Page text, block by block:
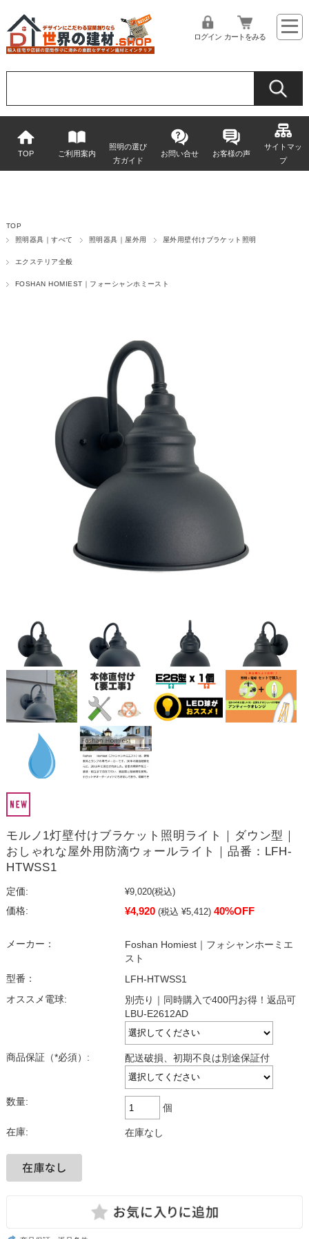
ログイン カートをみる
TOP ご利用案内
照明の選び
方ガイド
お問い合せ お客様の声
サイトマッ
プ
TOP
照明器具｜すべて
照明器具｜屋外用 屋外用壁付けブラケット照明
エクステリア全般
FOSHAN HOMIEST｜フォーシャンホミースト
モルノ1灯壁付けブラケット照明ライト｜ダウン型｜
おしゃれな屋外用防滴ウォールライト｜品番：LFH-
HTWSS1
定価: ¥9,020(税込)
価格:
¥4,920 (税込 ¥5,412) 40%OFF
メーカー：
Foshan Homiest｜フォシャンホーミエ
スト
型番：
LFH-HTWSS1
オススメ電球:
別売り｜同時購入で400円お得！返品可
LBU-E2612AD
商品保証（*必須）: 配送破損、初期不良は別途保証付
数量:
個
在庫: 在庫なし